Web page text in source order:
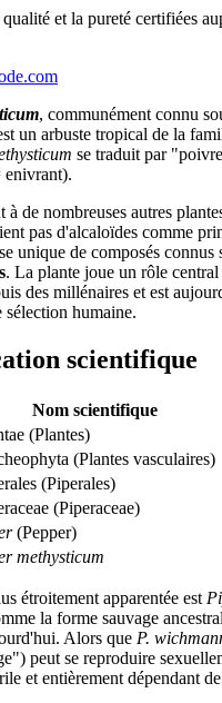
et la pureté certifiées
, communément connu
un arbuste tropical de la
se traduit par
enivrant).
à de nombreuses autres
pas d'alcaloïdes comme
unique de composés connus
. La plante joue un rôle
des millénaires et est
sélection humaine.
scientifique
Nom scientifique
(Plantes)
(Plantes vasculaires)
(Piperales)
(Piperaceae)
(Pepper)
methysticum
étroitement apparentée est
la forme sauvage
Alors que P.
peut se reproduire
et entièrement dépendant